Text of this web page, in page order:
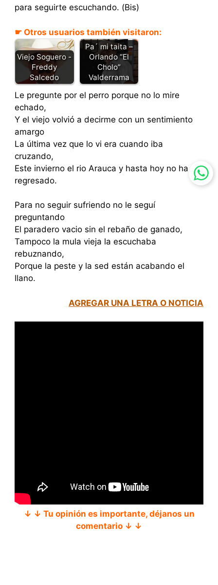
para seguirte escuchando. (Bis)
☛ Otros usuarios también visitaron:
Viejo Soguero -
Freddy
Salcedo
Pa´ mi taita –
Orlando “El
Cholo”
Valderrama
Le pregunte por el perro porque no lo mire
echado,
Y el viejo volvió a decirme con un sentimiento
amargo
La última vez que lo vi era cuando iba
cruzando,
Este invierno el rio Arauca y hasta hoy no ha
regresado.
Para no seguir sufriendo no le seguí
preguntando
El paradero vacio sin el rebaño de ganado,
Tampoco la mula vieja la escuchaba
rebuznando,
Porque la peste y la sed están acabando el
llano.
AGREGAR UNA LETRA O NOTICIA
↓ ↓ Tu opinión es importante, déjanos un
comentario ↓ ↓